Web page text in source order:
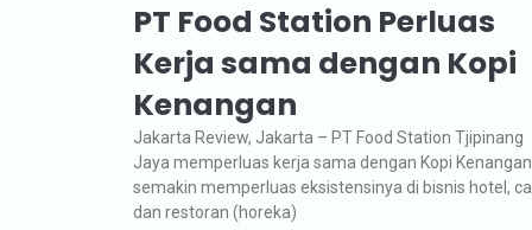
PT Food Station Perluas
Kerja sama dengan Kopi
Kenangan
Jakarta Review, Jakarta – PT Food Station Tjipinang
Jaya memperluas kerja sama dengan Kopi Kenangan
semakin memperluas eksistensinya di bisnis hotel,
dan restoran (horeka)